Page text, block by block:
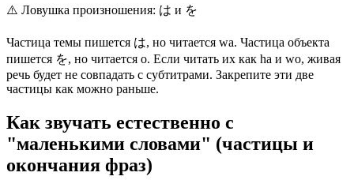
⚠️ Ловушка произношения: は и を
Частица темы пишется は, но читается wa. Частица объекта
пишется を, но читается o. Если читать их как ha и wo, живая
речь будет не совпадать с субтитрами. Закрепите эти две
частицы как можно раньше.
Как звучать естественно с
"маленькими словами" (частицы и
окончания фраз)